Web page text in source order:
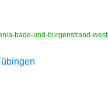
a-bade-und-burgenstrand-